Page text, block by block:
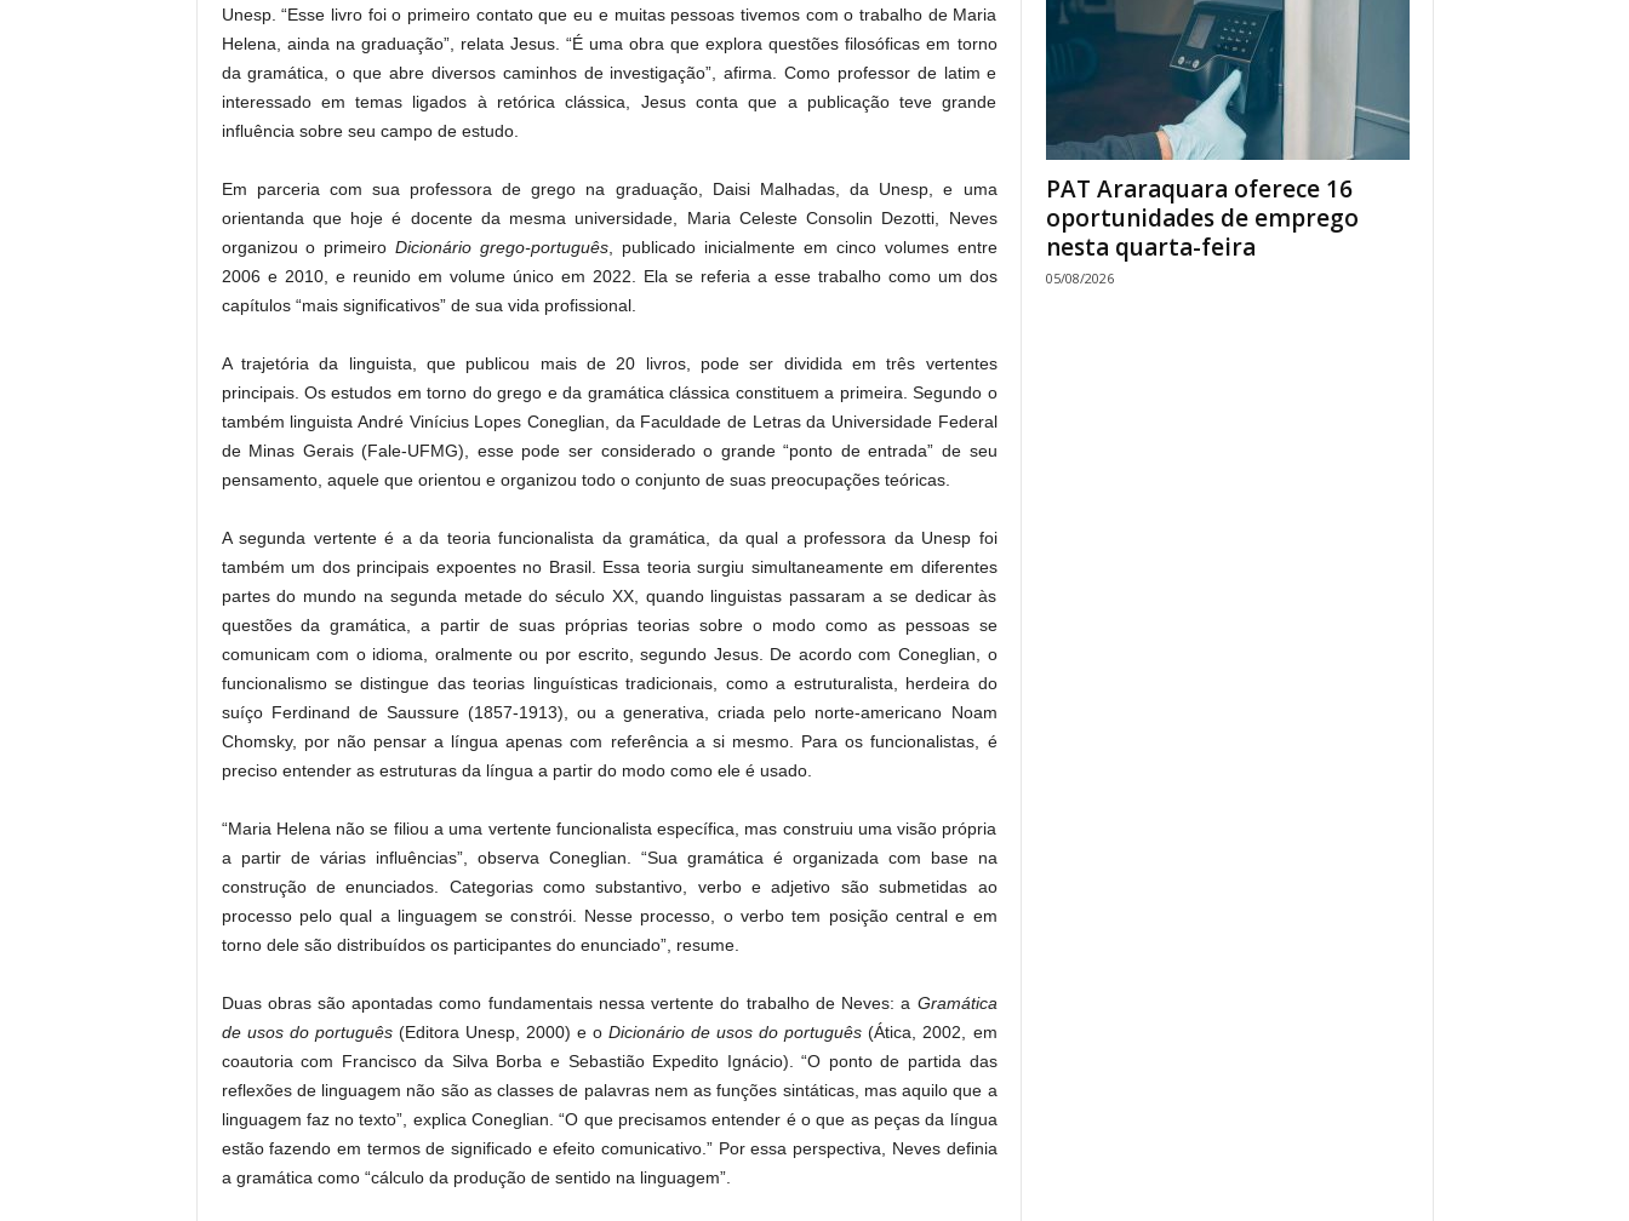
Unesp. “Esse livro foi o primeiro contato que eu e muitas pessoas tivemos com o trabalho de Maria
Helena, ainda na graduação”, relata Jesus. “É uma obra que explora questões filosóficas em torno
da gramática, o que abre diversos caminhos de investigação”, afirma. Como professor de latim e
interessado em temas ligados à retórica clássica, Jesus conta que a publicação teve grande
influência sobre seu campo de estudo.
Em parceria com sua professora de grego na graduação, Daisi Malhadas, da Unesp, e uma
orientanda que hoje é docente da mesma universidade, Maria Celeste Consolin Dezotti, Neves
organizou o primeiroDicionário grego-português , publicado inicialmente em cinco volumes entre
2006 e 2010, e reunido em volume único em 2022. Ela se referia a esse trabalho como um dos
capítulos “mais significativos” de sua vida profissional.
A trajetória da linguista, que publicou mais de 20 livros, pode ser dividida em três vertentes
principais. Os estudos em torno do grego e da gramática clássica constituem a primeira. Segundo o
também linguista André Vinícius Lopes Coneglian, da Faculdade de Letras da Universidade Federal
de Minas Gerais (Fale-UFMG), esse pode ser considerado o grande “ponto de entrada” de seu
pensamento, aquele que orientou e organizou todo o conjunto de suas preocupações teóricas.
A segunda vertente é a da teoria funcionalista da gramática, da qual a professora da Unesp foi
também um dos principais expoentes no Brasil. Essa teoria surgiu simultaneamente em diferentes
partes do mundo na segunda metade do século XX, quando linguistas passaram a se dedicar às
questões da gramática, a partir de suas próprias teorias sobre o modo como as pessoas se
comunicam com o idioma, oralmente ou por escrito, segundo Jesus. De acordo com Coneglian, o
funcionalismo se distingue das teorias linguísticas tradicionais, como a estruturalista, herdeira do
suíço Ferdinand de Saussure (1857-1913), ou a generativa, criada pelo norte-americano Noam
Chomsky, por não pensar a língua apenas com referência a si mesmo. Para os funcionalistas, é
preciso entender as estruturas da língua a partir do modo como ele é usado.
“Maria Helena não se filiou a uma vertente funcionalista específica, mas construiu uma visão própria
a partir de várias influências”, observa Coneglian. “Sua gramática é organizada com base na
construção de enunciados. Categorias como substantivo, verbo e adjetivo são submetidas ao
processo pelo qual a linguagem se constrói. Nesse processo, o verbo tem posição central e em
torno dele são distribuídos os participantes do enunciado”, resume.
Duas obras são apontadas como fundamentais nessa vertente do trabalho de Neves: a Gramática
de usos do português(Editora Unesp, 2000) e oDicionário de usos do português (Ática, 2002, em
coautoria com Francisco da Silva Borba e Sebastião Expedito Ignácio). “O ponto de partida das
reflexões de linguagem não são as classes de palavras nem as funções sintáticas, mas aquilo que a
linguagem faz no texto”, explica Coneglian. “O que precisamos entender é o que as peças da língua
estão fazendo em termos de significado e efeito comunicativo.” Por essa perspectiva, Neves definia
a gramática como “cálculo da produção de sentido na linguagem”.
PAT Araraquara oferece 16
oportunidades de emprego
nesta quarta-feira
05/08/2026